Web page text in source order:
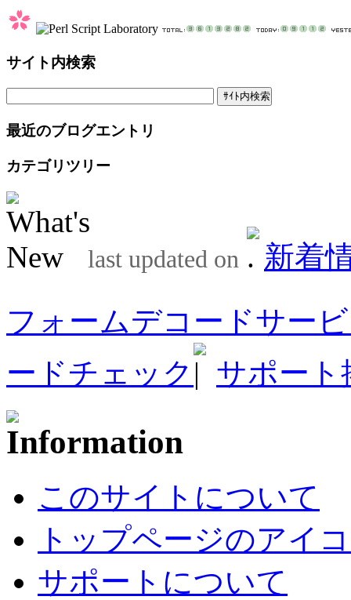
サイト内検索
最近のブログエントリ
カテゴリツリー
last updated on
新着
フォームデコードサー
ードチェック
サポート
このサイトについて
トップページのアイ
サポートについて